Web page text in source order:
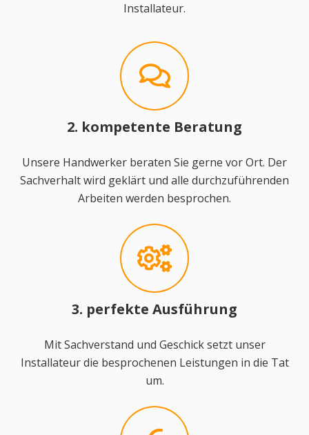
Installateur.
2. kompetente Beratung
Unsere Handwerker beraten Sie gerne vor Ort. Der
Sachverhalt wird geklärt und alle durchzuführenden
Arbeiten werden besprochen.
3. perfekte Ausführung
Mit Sachverstand und Geschick setzt unser
Installateur die besprochenen Leistungen in die Tat
um.